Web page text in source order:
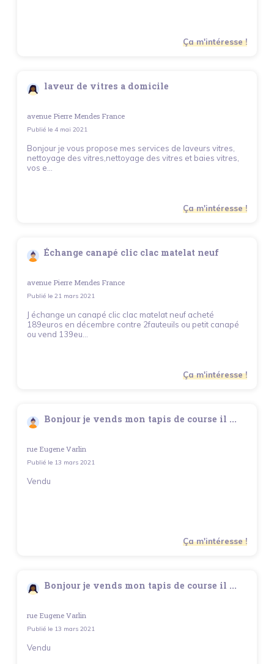
Ça m'intéresse !
laveur de vitres a domicile
avenue Pierre Mendes France
Publié le 4 mai 2021
Bonjour je vous propose mes services de laveurs vitres,
nettoyage des vitres,nettoyage des vitres et baies vitres,
vos e...
Ça m'intéresse !
Échange canapé clic clac matelat neuf
avenue Pierre Mendes France
Publié le 21 mars 2021
J échange un canapé clic clac matelat neuf acheté
189euros en décembre contre 2fauteuils ou petit canapé
ou vend 139eu...
Ça m'intéresse !
Bonjour je vends mon tapis de course il ...
rue Eugene Varlin
Publié le 13 mars 2021
Vendu
Ça m'intéresse !
Bonjour je vends mon tapis de course il ...
rue Eugene Varlin
Publié le 13 mars 2021
Vendu